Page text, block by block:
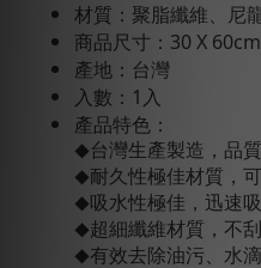
材質：聚脂纖維、尼
商品尺寸：30 X 60cm
產地：台灣
入數：1入
產品特色：
◆ 台灣生產製造，品質
◆耐久性極佳材質，可
◆吸水性極佳，迅速
◆超細纖維材質，不
◆有效去除油污、水